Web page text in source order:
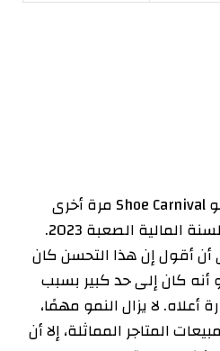
من الناحية الأساسية، ينمو Shoe Carnival مرة أخرى
ويحقق نتائج أقوى بعد السنة المالية الصعبة 2023.
أن أقول إن هذا التحسن كان
أنه كان إلى حد كبير بسبب
أعلاه. لا يزال النمو مهمًا،
المتاجر المماثلة، إلا أن